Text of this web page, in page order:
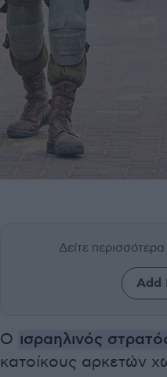
Δείτε
Add
Ο ισραηλινός
κατοίκους αρκετών